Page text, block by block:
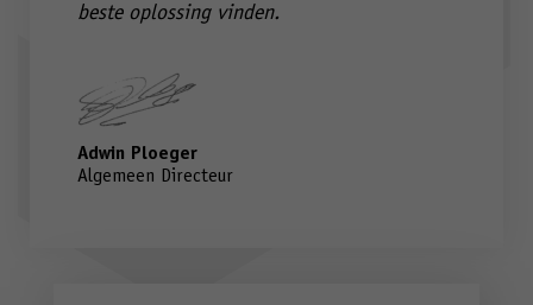
beste oplossing vinden.
Adwin Ploeger
Algemeen Directeur